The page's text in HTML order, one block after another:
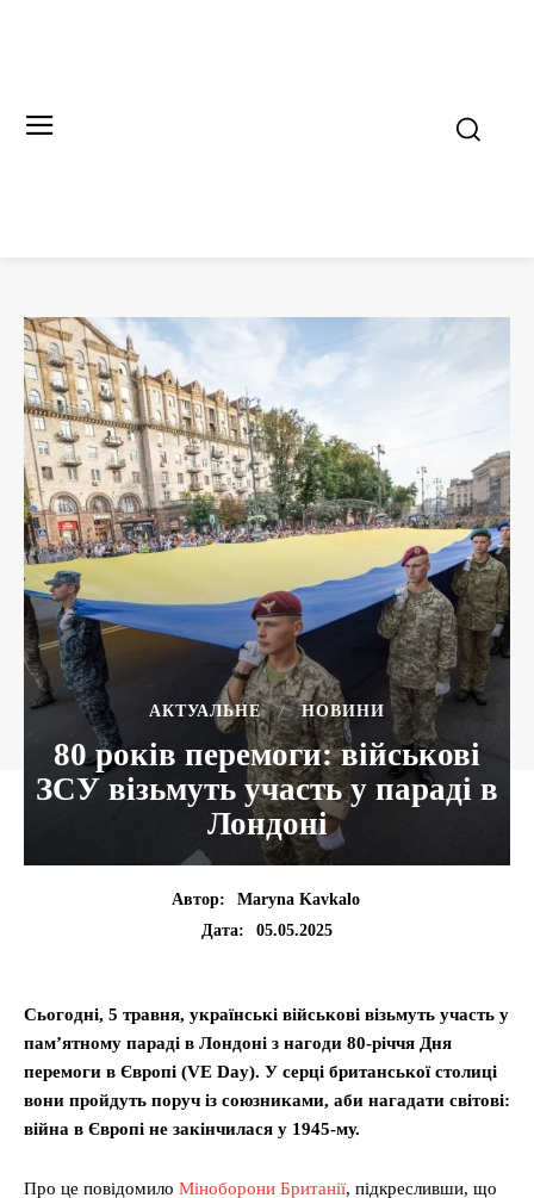
АКТУАЛЬНЕ НОВИНИ
80 років перемоги: військові
ЗСУ візьмуть участь у параді в
Лондоні
Автор:
Maryna Kavkalo
Дата:
05.05.2025
Сьогодні, 5 травня, українські військові візьмуть участь у
пам’ятному параді в Лондоні з нагоди 80-річчя Дня
перемоги в Європі (VE Day). У серці британської столиці
вони пройдуть поруч із союзниками, аби нагадати світові:
війна в Європі не закінчилася у 1945-му.
Про це повідомило Міноборони Британії, підкресливши, що